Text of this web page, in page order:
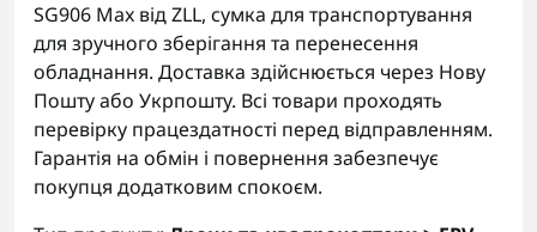
SG906 Max від ZLL, сумка для транспортування
для зручного зберігання та перенесення
обладнання. Доставка здійснюється через Нову
Пошту або Укрпошту. Всі товари проходять
перевірку працездатності перед відправленням.
Гарантія на обмін і повернення забезпечує
покупця додатковим спокоєм.